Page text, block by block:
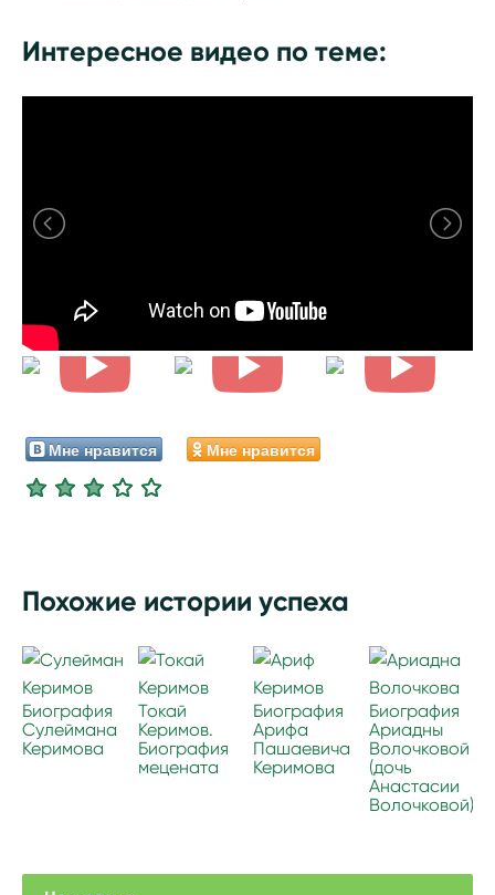
Интересное видео по теме:
Мне нравится Мне нравится
Похожие истории успеха
Биография
Сулеймана
Керимова
Токай
Керимов.
Биография
мецената
Биография
Арифа
Пашаевича
Керимова
Биография
Ариадны
Волочковой
(дочь
Анастасии
Волочковой)